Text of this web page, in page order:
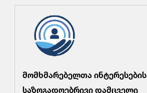
მომხმარებელთა ინტერესების
საზოგადოებრივი დამცველი